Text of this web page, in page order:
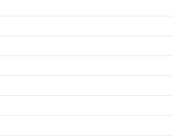
नपा सहकारी समिति में 25 लाख से अधिक का गेहूं सड़ा, 5,700